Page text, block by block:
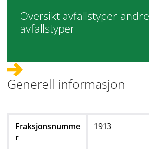
Oversikt avfallstyper andre
avfallstyper
Generell informasjon
Fraksjonsnumme
r
1913